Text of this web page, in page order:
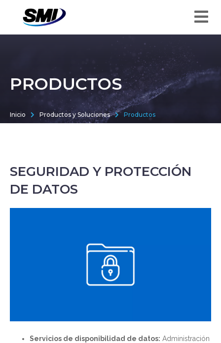
PRODUCTOS
Inicio Productos y Soluciones Productos
SEGURIDAD Y PROTECCIÓN
DE DATOS
Servicios de disponibilidad de datos: Administración